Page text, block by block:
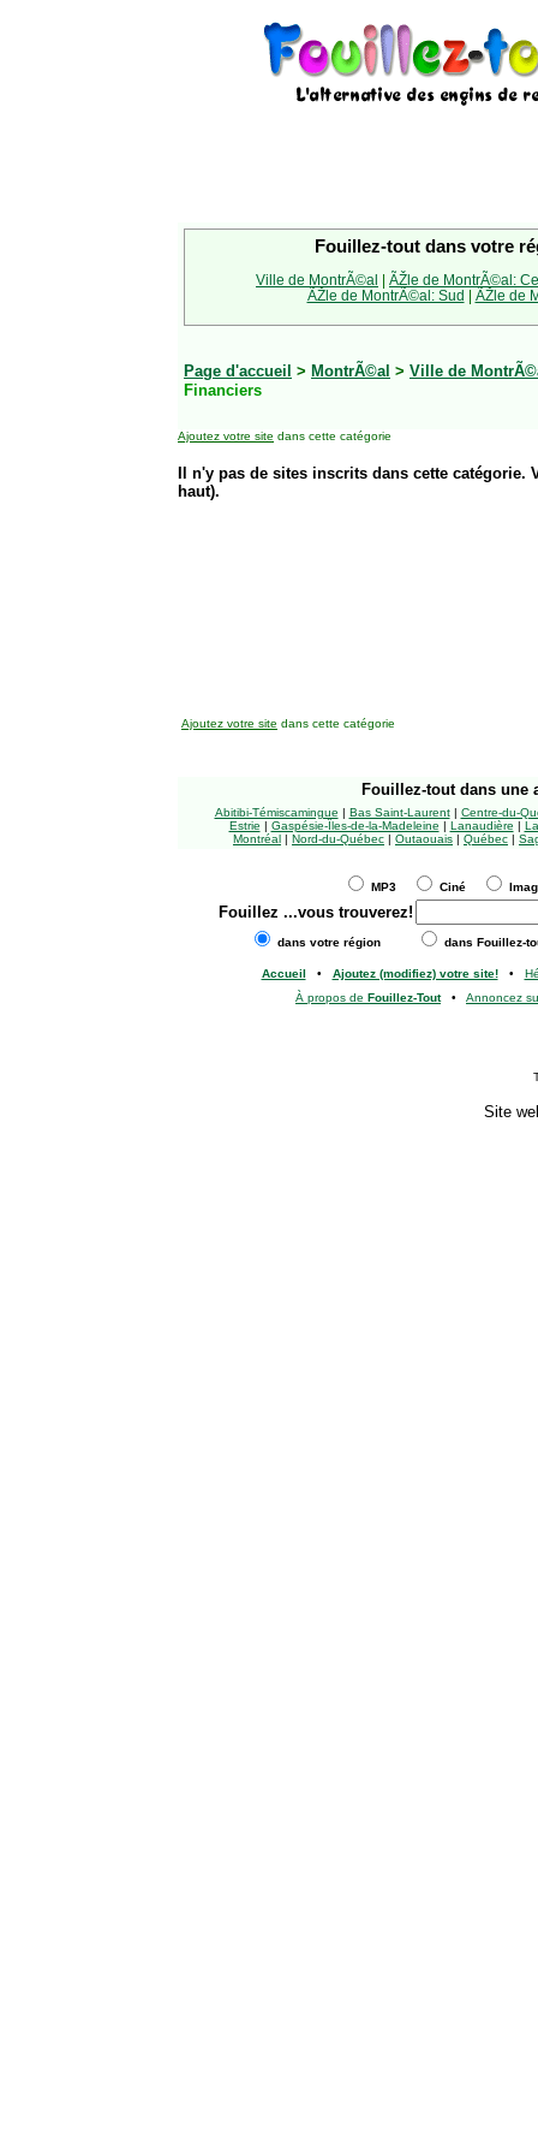
Fouillez-tout dans votre
Ville de MontrÃ©al | ÃŽle de MontrÃ©al:
ÃŽle de MontrÃ©al: Sud | ÃŽle de
Page d'accueil > MontrÃ©al > Ville de
Financiers
Ajoutez votre site dans cette catégorie
Il n'y pas de sites inscrits dans cette
haut).
Ajoutez votre site dans cette catégorie
Fouillez-tout dans une
Abitibi-Témiscamingue | Bas Saint-Laurent| Centre-du-
Estrie | Gaspésie-Îles-de-la-Madeleine | Lanaudière |
Montréal | Nord-du-Québec | Outaouais | Québec |
MP3 Ciné
Fouillez ...vous trouverez!
dans votre région dans Fouillez-
Accueil • Ajoutez (modifiez) votre site!•
À propos de Fouillez-Tout• Annoncez
Site